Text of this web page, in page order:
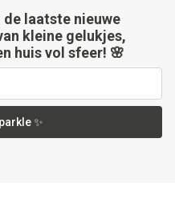
de laatste nieuwe
kleine gelukjes,
huis vol sfeer! 🌸
✨